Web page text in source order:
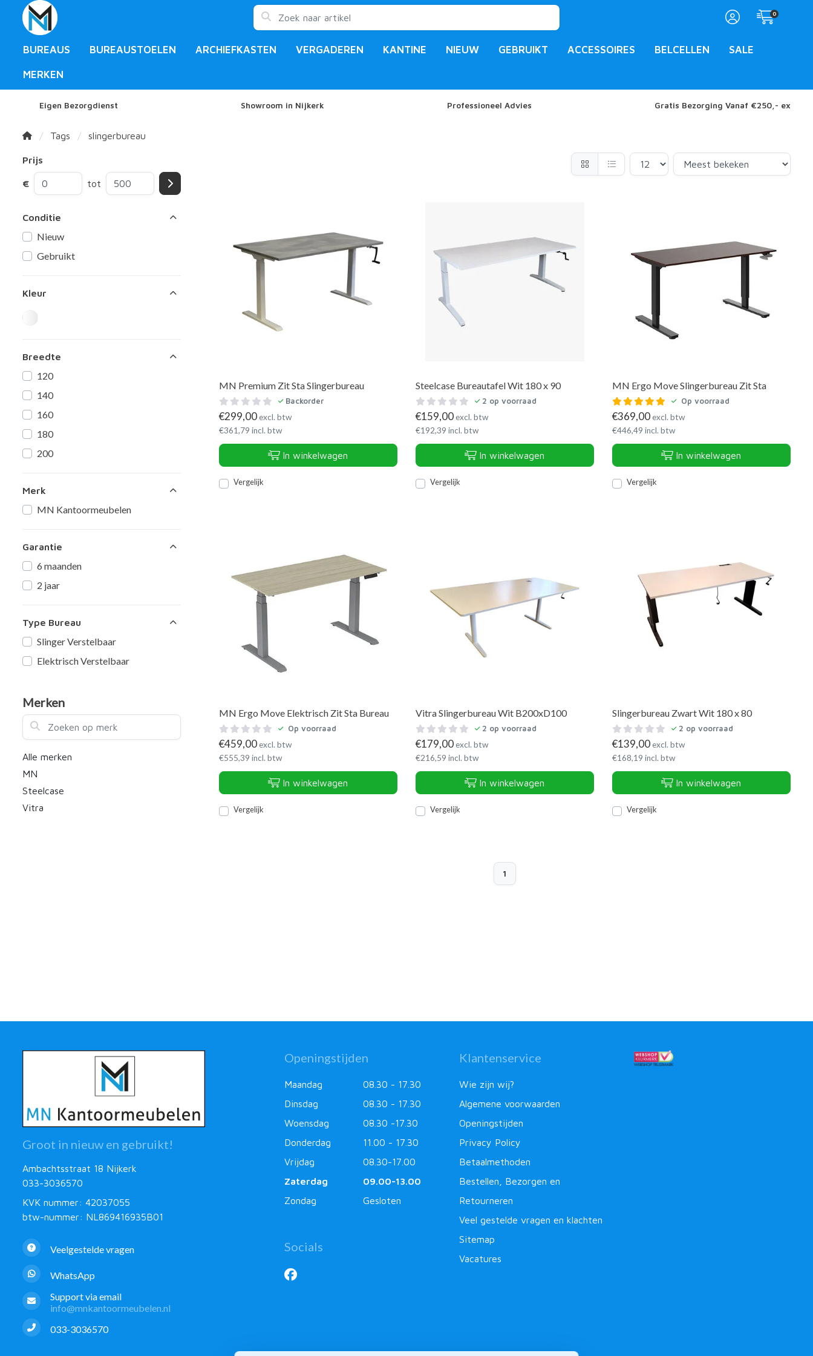
0
BUREAUS BUREAUSTOELEN ARCHIEFKASTEN VERGADEREN KANTINE NIEUW GEBRUIKT ACCESSOIRES BELCELLEN SALE
MERKEN
Eigen Bezorgdienst Showroom in Nijkerk Professioneel Advies Gratis Bezorging Vanaf €250,- ex
Tags slingerbureau
Prijs
€ tot
Conditie
Nieuw
Gebruikt
Kleur
Breedte
120
140
160
180
200
Merk
MN Kantoormeubelen
Garantie
6 maanden
2 jaar
Type Bureau
Slinger Verstelbaar
Elektrisch Verstelbaar
Merken
Zoeken op merk
Alle merken
MN
Steelcase
Vitra
MN Premium Zit Sta Slingerbureau
Backorder
€299,00excl. btw
€361,79 incl. btw
In winkelwagen
Vergelijk
Steelcase Bureautafel Wit 180 x 90
2 op voorraad
€159,00excl. btw
€192,39 incl. btw
In winkelwagen
Vergelijk
MN Ergo Move Slingerbureau Zit Sta
Op voorraad
€369,00excl. btw
€446,49 incl. btw
In winkelwagen
Vergelijk
MN Ergo Move Elektrisch Zit Sta Bureau
Op voorraad
€459,00excl. btw
€555,39 incl. btw
In winkelwagen
Vergelijk
Vitra Slingerbureau Wit B200xD100
2 op voorraad
€179,00excl. btw
€216,59 incl. btw
In winkelwagen
Vergelijk
Slingerbureau Zwart Wit 180 x 80
2 op voorraad
€139,00excl. btw
€168,19 incl. btw
In winkelwagen
Vergelijk
1
Groot in nieuw en gebruikt!
Ambachtsstraat 18 Nijkerk
033-3036570
KVK nummer: 42037055
btw-nummer: NL869416935B01
Veelgestelde vragen
WhatsApp
Support via email
info@mnkantoormeubelen.nl
033-3036570
Openingstijden
Maandag
08.30 - 17.30
Dinsdag
08.30 - 17.30
Woensdag
08.30 -17.30
Donderdag
11.00 - 17.30
Vrijdag
08.30-17.00
Zaterdag
09.00-13.00
Zondag
Gesloten
Socials
Klantenservice
Wie zijn wij?
Algemene voorwaarden
Openingstijden
Privacy Policy
Betaalmethoden
Bestellen, Bezorgen en
Retourneren
Veel gestelde vragen en klachten
Sitemap
Vacatures